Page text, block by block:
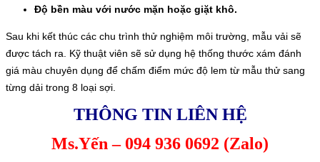
Độ bền màu với nước mặn hoặc giặt khô.
Sau khi kết thúc các chu trình thử nghiệm môi trường, mẫu vải sẽ
được tách ra. Kỹ thuật viên sẽ sử dụng hệ thống thước xám đánh
giá màu chuyên dụng để chấm điểm mức độ lem từ mẫu thử sang
từng dải trong 8 loại sợi.
THÔNG TIN LIÊN HỆ
Ms.Yến – 094 936 0692 (Zalo)